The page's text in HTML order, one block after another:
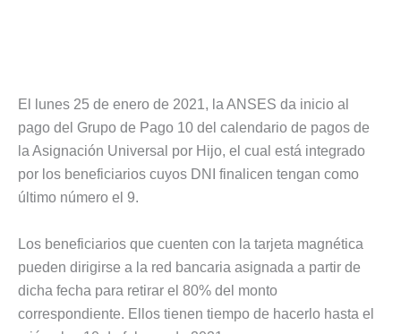
El lunes 25 de enero de 2021, la ANSES da inicio al
pago del Grupo de Pago 10 del calendario de pagos de
la Asignación Universal por Hijo, el cual está integrado
por los beneficiarios cuyos DNI finalicen tengan como
último número el 9.
Los beneficiarios que cuenten con la tarjeta magnética
pueden dirigirse a la red bancaria asignada a partir de
dicha fecha para retirar el 80% del monto
correspondiente. Ellos tienen tiempo de hacerlo hasta el